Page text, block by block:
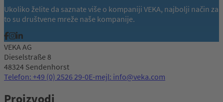
Ukoliko želite da saznate više o kompaniji VEKA, najbolji način za
to su društvene mreže naše kompanije.
VEKA AG
Dieselstraße 8
48324 Sendenhorst
Telefon: +49 (0) 2526 29-0E-mejl: info@veka.com